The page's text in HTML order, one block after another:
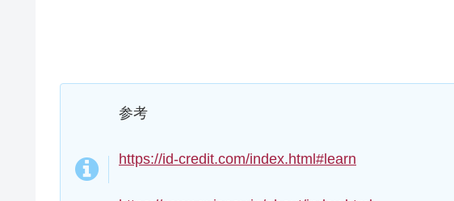
参考
https://id-credit.com/index.html#learn